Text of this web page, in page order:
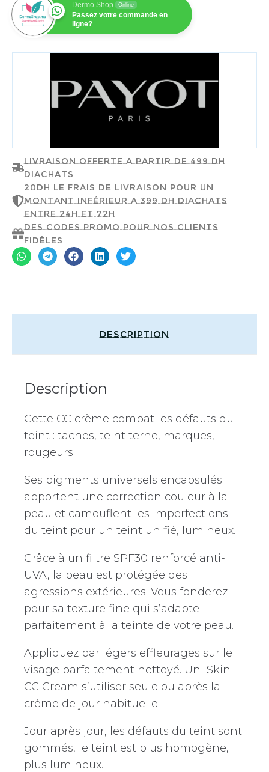
Dermo Shop Online
Passez votre commande en
ligne?
PAYOT
Livraison offerte a partir de 499 dh
d'achats
20dh le frais de livraison pour un
montant inférieur a 399 dh d'achats
entre 24h et 72h
Des codes promo pour nos clients
fidèles
Description
Description
Cette CC crème combat les défauts du
teint : taches, teint terne, marques,
rougeurs.
Ses pigments universels encapsulés
apportent une correction couleur à la
peau et camouflent les imperfections
du teint pour un teint unifié, lumineux.
Grâce à un filtre SPF30 renforcé anti-
UVA, la peau est protégée des
agressions extérieures. Vous fonderez
pour sa texture fine qui s’adapte
parfaitement à la teinte de votre peau.
Appliquez par légers effleurages sur le
visage parfaitement nettoyé. Uni Skin
CC Cream s’utiliser seule ou après la
crème de jour habituelle.
Jour après jour, les défauts du teint sont
gommés, le teint est plus homogène,
plus lumineux.